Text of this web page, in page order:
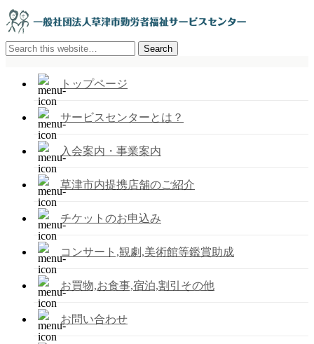
トップページ
サービスセンターとは？
入会案内・事業案内
草津市内提携店舗のご紹介
チケットのお申込み
コンサート,観劇,美術館等鑑賞助成
お買物,お食事,宿泊,割引その他
お問い合わせ